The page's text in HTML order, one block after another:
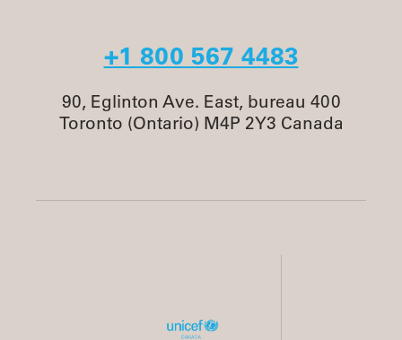
+1 800 567 4483
90, Eglinton Ave. East, bureau 400
Toronto (Ontario) M4P 2Y3 Canada